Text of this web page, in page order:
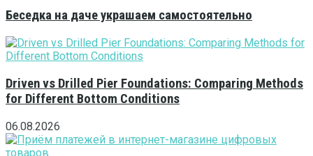
Беседка на даче украшаем самостоятельно
Driven vs Drilled Pier Foundations: Comparing Methods
for Different Bottom Conditions
06.08.2026